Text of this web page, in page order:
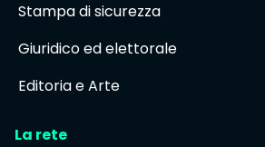
Stampa di sicurezza
Giuridico ed elettorale
Editoria e Arte
La rete